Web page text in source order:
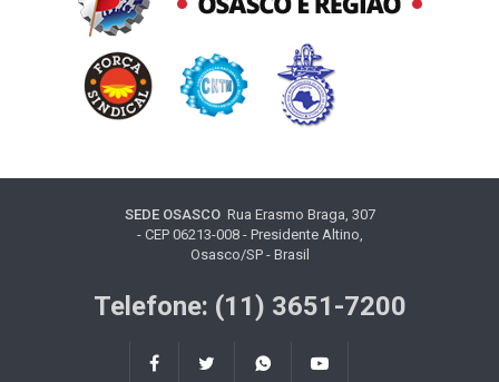
SEDE OSASCORua Erasmo Braga, 307
- CEP 06213-008 - Presidente Altino,
Osasco/SP - Brasil
Telefone: (11) 3651-7200